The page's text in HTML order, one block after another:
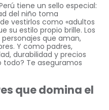
tiene un sello especial:
del niño toma
vestirlos como «adultos
su estilo propio brille. Los
que aman,
Y como padres,
durabilidad y precios
todo? Te aseguramos
que domina el